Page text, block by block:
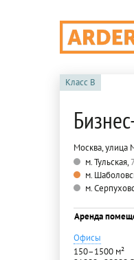
Класс B
Москва, улица
м. Тульская,
м.
м.
Аренда
Офисы
150–1500 м²